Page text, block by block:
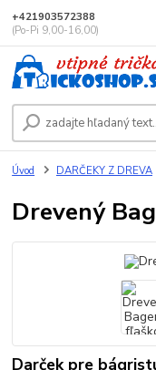
+421903572388
(Po-Pi 9,00-16,00)
Úvod DARČEKY Z DREVA
Drevený
Darček pre